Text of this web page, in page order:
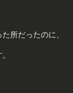
所だったのに、